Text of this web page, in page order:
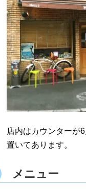
店内はカウンターが
置いてあります。
メニュー